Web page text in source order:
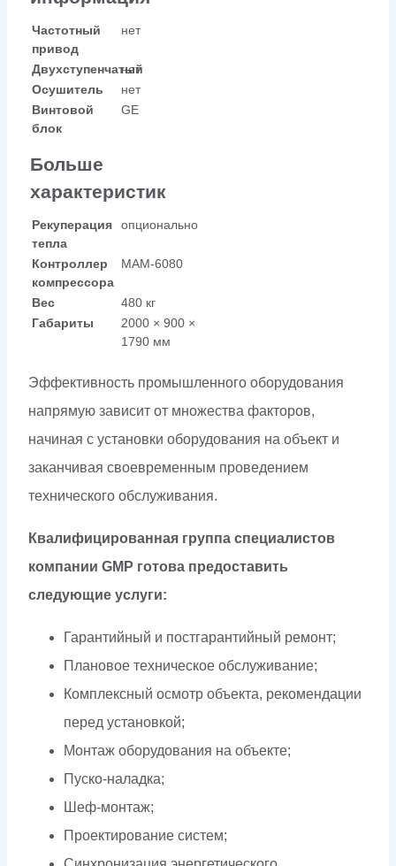
Частотный
привод
нет
Двухступенчатый
нет
Осушитель
нет
Винтовой
блок
GE
Больше
характеристик
Рекуперация
тепла
опционально
Контроллер
компрессора
МАМ-6080
Вес
480 кг
Габариты
2000 × 900 ×
1790 мм
Эффективность промышленного оборудования
напрямую зависит от множества факторов,
начиная с установки оборудования на объект и
заканчивая своевременным проведением
технического обслуживания.
Квалифицированная группа специалистов
компании GMP готова предоставить
следующие услуги:
Гарантийный и постгарантийный ремонт;
Плановое техническое обслуживание;
Комплексный осмотр объекта, рекомендации
перед установкой;
Монтаж оборудования на объекте;
Пуско-наладка;
Шеф-монтаж;
Проектирование систем;